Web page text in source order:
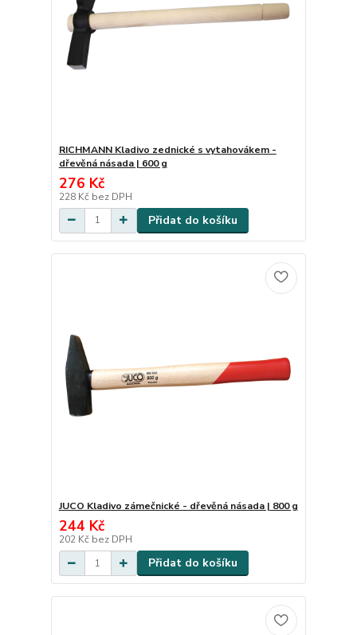
RICHMANN Kladivo zednické s vytahovákem -
dřevěná násada | 600 g
276 Kč
228 Kč bez DPH
Přidat do košíku
JUCO Kladivo zámečnické - dřevěná násada | 800 g
244 Kč
202 Kč bez DPH
Přidat do košíku